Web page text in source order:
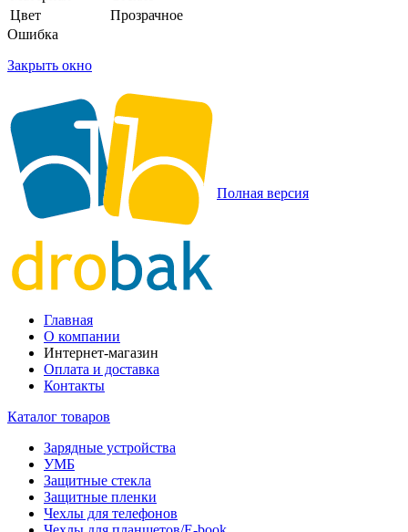
Цвет
Прозрачное
Ошибка
Закрыть окно
Полная версия
Главная
О компании
Интернет-магазин
Оплата и доставка
Контакты
Каталог товаров
Зарядные устройства
УМБ
Защитные стекла
Защитные пленки
Чехлы для телефонов